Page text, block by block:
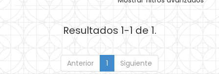
Resultados 1-1 de 1.
Anterior 1 Siguiente